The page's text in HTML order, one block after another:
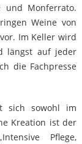
und Monferrato.
Weine von
Im Keller wird
längst auf jeder
die Fachpresse
sich sowohl im
Kreation ist der
Pflege,